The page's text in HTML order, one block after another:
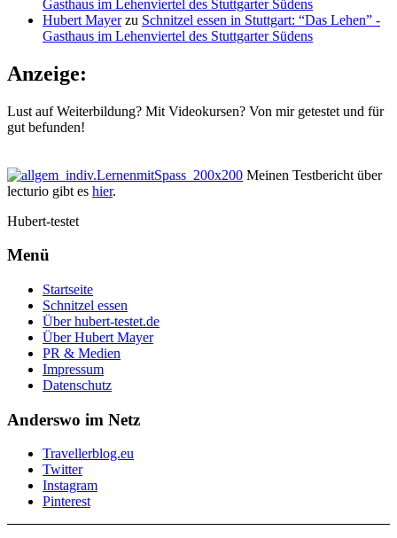
Gasthaus im Lehenviertel des Stuttgarter Südens
Hubert Mayerzu Schnitzel essen in Stuttgart: “Das Lehen” -
Gasthaus im Lehenviertel des Stuttgarter Südens
Anzeige:
Lust auf Weiterbildung? Mit Videokursen? Von mir getestet und für
gut befunden!
Meinen Testbericht über
lecturio gibt es hier.
Hubert-testet
Menü
Startseite
Schnitzel essen
Über hubert-testet.de
Über Hubert Mayer
PR & Medien
Impressum
Datenschutz
Anderswo im Netz
Travellerblog.eu
Twitter
Instagram
Pinterest